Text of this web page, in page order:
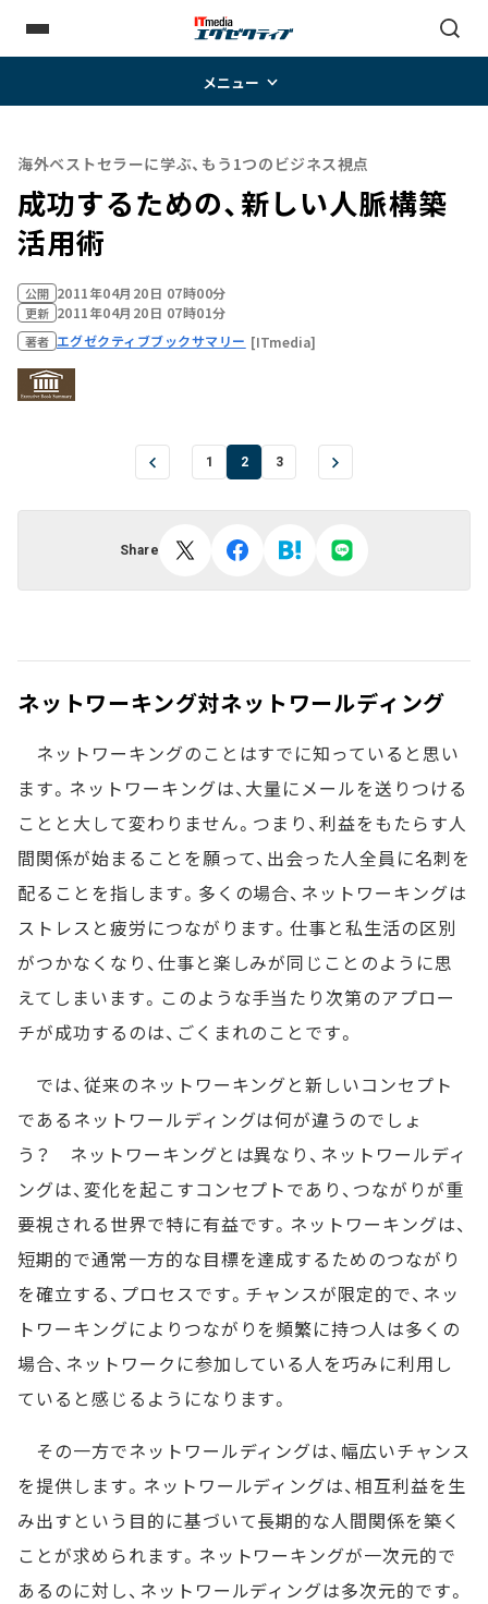
メニュー
海外ベストセラーに学ぶ、もう1つのビジネス視点
成功するための、新しい人脈構築
活用術
公開 2011年04月20日 07時00分
更新 2011年04月20日 07時01分
著者 エグゼクティブブックサマリー [ITmedia]
1 2 3
Share
ネットワーキング対ネットワールディング
ネットワーキングのことはすでに知っていると思い
ます。ネットワーキングは、大量にメールを送りつける
ことと大して変わりません。つまり、利益をもたらす人
間関係が始まることを願って、出会った人全員に名刺を
配ることを指します。多くの場合、ネットワーキングは
ストレスと疲労につながります。仕事と私生活の区別
がつかなくなり、仕事と楽しみが同じことのように思
えてしまいます。このような手当たり次第のアプロー
チが成功するのは、ごくまれのことです。
では、従来のネットワーキングと新しいコンセプト
であるネットワールディングは何が違うのでしょ
う？ ネットワーキングとは異なり、ネットワールディ
ングは、変化を起こすコンセプトであり、つながりが重
要視される世界で特に有益です。ネットワーキングは、
短期的で通常一方的な目標を達成するためのつながり
を確立する、プロセスです。チャンスが限定的で、ネッ
トワーキングによりつながりを頻繁に持つ人は多くの
場合、ネットワークに参加している人を巧みに利用し
ていると感じるようになります。
その一方でネットワールディングは、幅広いチャンス
を提供します。ネットワールディングは、相互利益を生
み出すという目的に基づいて長期的な人間関係を築く
ことが求められます。ネットワーキングが一次元的で
あるのに対し、ネットワールディングは多次元的です。